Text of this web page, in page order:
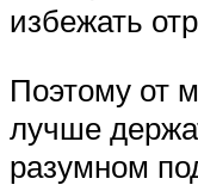
избежать
Поэтому от
лучше
разумном